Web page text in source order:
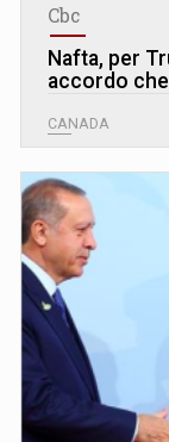
Cbc
Nafta, per
accordo
CANADA